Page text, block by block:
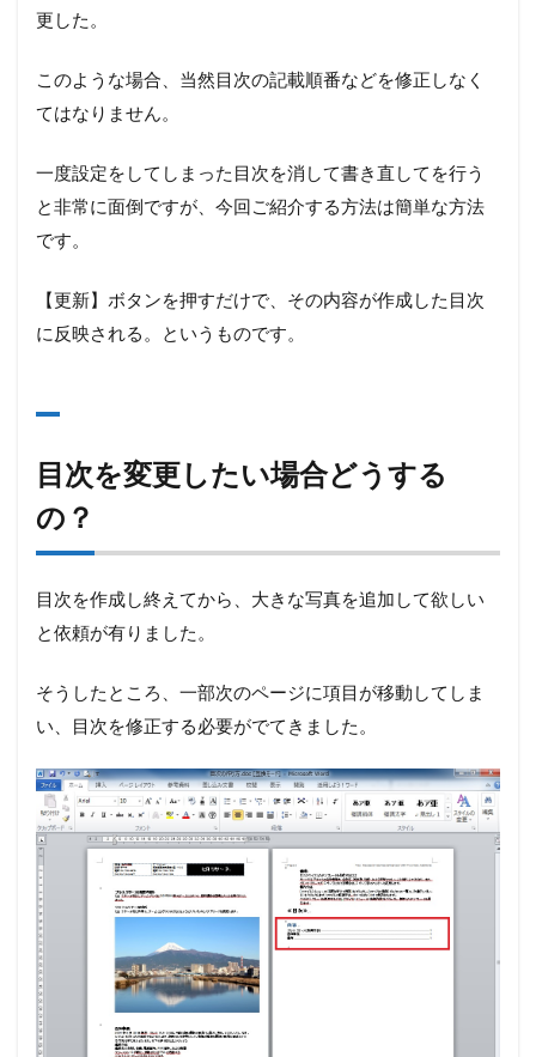
更した。
このような場合、当然目次の記載順番などを修正しなく
てはなりません。
一度設定をしてしまった目次を消して書き直してを行う
と非常に面倒ですが、今回ご紹介する方法は簡単な方法
です。
【更新】ボタンを押すだけで、その内容が作成した目次
に反映される。というものです。
目次を変更したい場合どうする
の？
目次を作成し終えてから、大きな写真を追加して欲しい
と依頼が有りました。
そうしたところ、一部次のページに項目が移動してしま
い、目次を修正する必要がでてきました。